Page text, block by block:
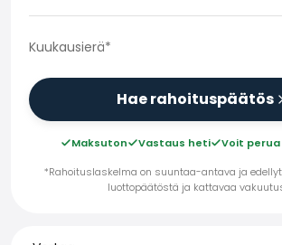
Kuukausierä*
Hae rahoituspäätös
Maksuton Vastaus heti
Voit
*Rahoituslaskelma on suuntaa-antava ja
luottopäätöstä ja kattavaa